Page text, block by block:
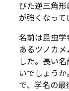
びた逆三角形
が強くなって
名前は昆虫
あるツノカ
した。長い
いでしょうか
で、学名の最